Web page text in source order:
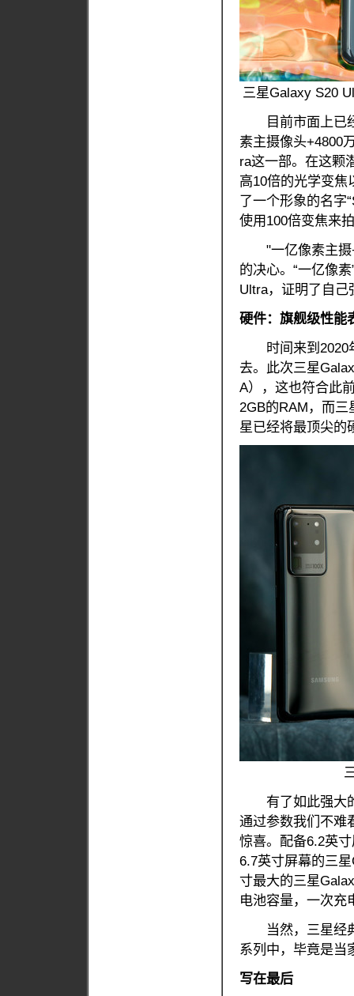
三星Galaxy S20
目前市面上已经
素主摄像头+4800
ra这一部。在这颗
高10倍的光学变焦
了一个形象的名字
使用100倍变焦来
"一亿像素主摄+
的决心。“一亿像
Ultra，证明了自己
硬件：旗舰级性能
时间来到2020
去。此次三星
A），这也符合此
2GB的RAM，而
星已经将最顶尖的
有了如此强大的
通过参数我们不难
惊喜。配备6.2英
6.7英寸屏幕的三
寸最大的三星
电池容量，一次充
当然，三星经典
系列中，毕竟是当
写在最后